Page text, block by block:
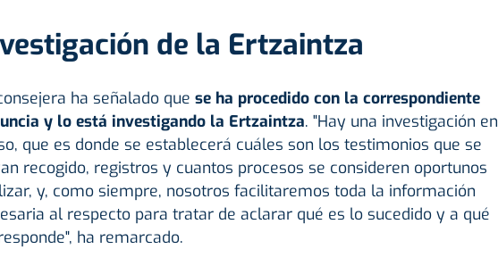
de la Ertzaintza
ha señalado que se ha procedido con la correspondiente
y lo está investigando la Ertzaintza. "Hay una investigación en
que es donde se establecerá cuáles son los testimonios que se
recogido, registros y cuantos procesos se consideren oportunos
y, como siempre, nosotros facilitaremos toda la información
al respecto para tratar de aclarar qué es lo sucedido y a qué
ha remarcado.